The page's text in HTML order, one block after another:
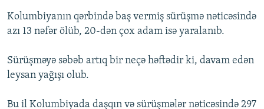
QANUNI DOĞRU
ARAŞDIRMA
MULTIMEDIA
VIDEO
FOTOQALEREYA
RADIO ARXIV
OXU ZALI
HAQQIMIZDA
Kolumbiyanın qərbində baş vermiş sürüşmə nəticəsində
azı 13 nəfər ölüb, 20-dən çox adam isə yaralanıb.
Sürüşməyə səbəb artıq bir neçə həftədir ki, davam edən
leysan yağışı olub.
Bu il Kolumbiyada daşqın və sürüşmələr nəticəsində 297